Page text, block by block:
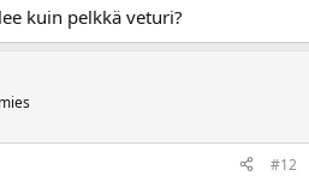
kuin pelkkä veturi?
#12